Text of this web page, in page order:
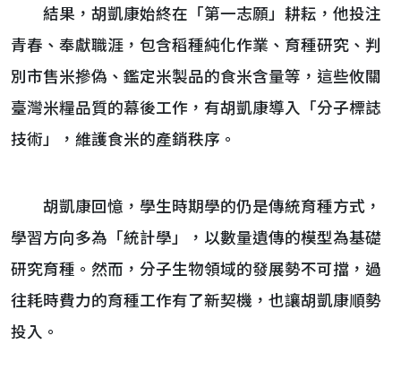
結果，胡凱康始終在「第一志願」耕耘，他投注
青春、奉獻職涯，包含稻種純化作業、育種研究、判
別市售米摻偽、鑑定米製品的食米含量等，這些攸關
臺灣米糧品質的幕後工作，有胡凱康導入「分子標誌
技術」，維護食米的產銷秩序。
胡凱康回憶，學生時期學的仍是傳統育種方式，
學習方向多為「統計學」，以數量遺傳的模型為基礎
研究育種。然而，分子生物領域的發展勢不可擋，過
往耗時費力的育種工作有了新契機，也讓胡凱康順勢
投入。